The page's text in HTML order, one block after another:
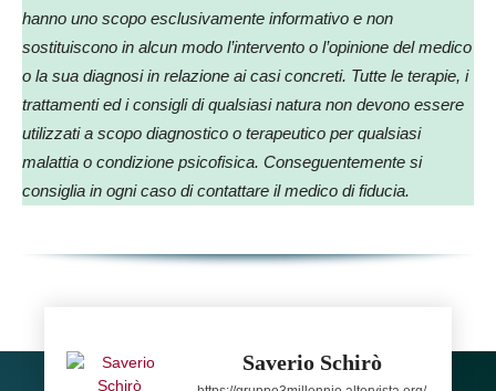
hanno uno scopo esclusivamente informativo e non
sostituiscono in alcun modo l’intervento o l’opinione del medico
o la sua diagnosi in relazione ai casi concreti. Tutte le terapie, i
trattamenti ed i consigli di qualsiasi natura non devono essere
utilizzati a scopo diagnostico o terapeutico per qualsiasi
malattia o condizione psicofisica. Conseguentemente si
consiglia in ogni caso di contattare il medico di fiducia.
Saverio Schirò